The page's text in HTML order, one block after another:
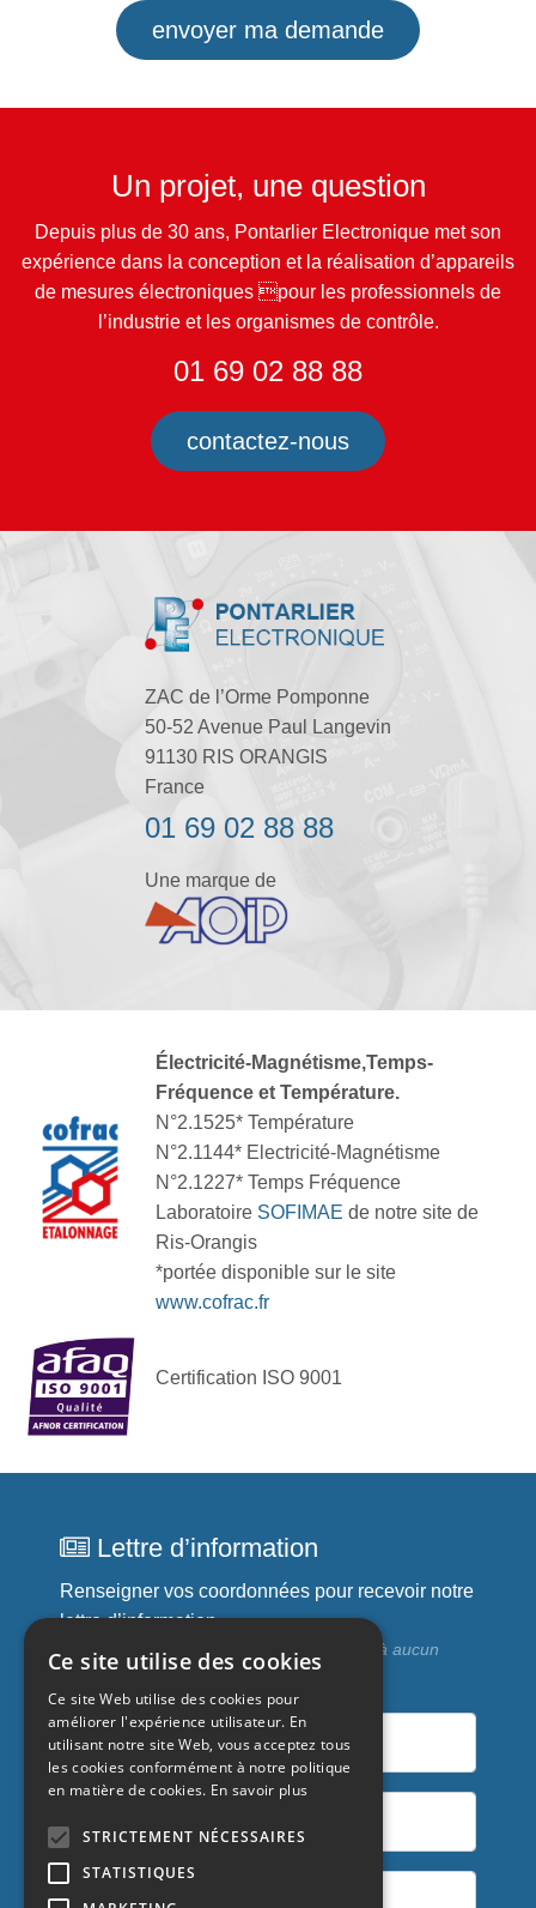
envoyer ma demande
Un projet, une question
Depuis plus de 30 ans, Pontarlier Electronique met son
expérience dans la conception et la réalisation d’appareils
de mesures électroniques pour les professionnels de
l’industrie et les organismes de contrôle.
01 69 02 88 88
contactez-nous
ZAC de l’Orme Pomponne
50-52 Avenue Paul Langevin
91130 RIS ORANGIS
France
01 69 02 88 88
Une marque de
Électricité-Magnétisme,Temps-
Fréquence et Température.
N°2.1525* Température
N°2.1144* Electricité-Magnétisme
N°2.1227* Temps Fréquence
Laboratoire SOFIMAE de notre site de
Ris-Orangis
*portée disponible sur le site
www.cofrac.fr
Certification ISO 9001
Lettre d’information
Renseigner vos coordonnées pour recevoir notre
lettre d’information.
Vos coordonnées ne sont communiquées à aucun
tiers.
Prénom
Email
Ce site utilise des cookies
Ce site Web utilise des cookies pour
améliorer l'expérience utilisateur. En
utilisant notre site Web, vous acceptez tous
les cookies conformément à notre politique
en matière de cookies. En savoir plus
STRICTEMENT NÉCESSAIRES
STATISTIQUES